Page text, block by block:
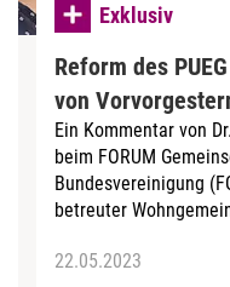
Exklusiv
Reform des
von
Ein Kommentar von
beim FORUM
Bundesvereinigung
betreuter
22.05.2023